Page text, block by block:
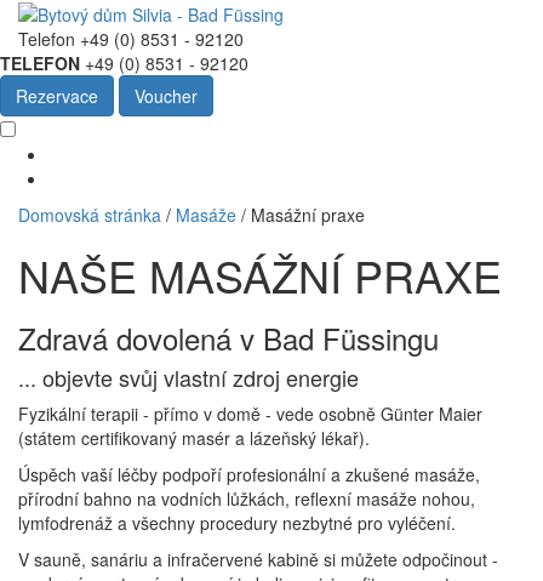
Telefon +49 (0) 8531 - 92120
TELEFON +49 (0) 8531 - 92120
Rezervace
Voucher
Domovská stránka / Masáže / Masážní praxe
NAŠE MASÁŽNÍ PRAXE
Zdravá dovolená v Bad Füssingu
... objevte svůj vlastní zdroj energie
Fyzikální terapii - přímo v domě - vede osobně Günter Maier
(státem certifikovaný masér a lázeňský lékař).
Úspěch vaší léčby podpoří profesionální a zkušené masáže,
přírodní bahno na vodních lůžkách, reflexní masáže nohou,
lymfodrenáž a všechny procedury nezbytné pro vyléčení.
V sauně, sanáriu a infračervené kabině si můžete odpočinout -